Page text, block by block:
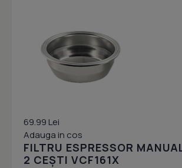
69.99 Lei
Adauga in cos
FILTRU ESPRESSOR
2 CEȘTI VCF161X